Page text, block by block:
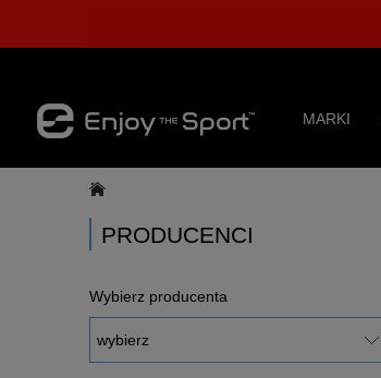
MARKI
PRODUCENCI
Wybierz producenta